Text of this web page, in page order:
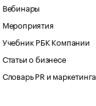
Вебинары
Мероприятия
Учебник РБК Компании
Статьи о бизнесе
Словарь PR и маркетинга